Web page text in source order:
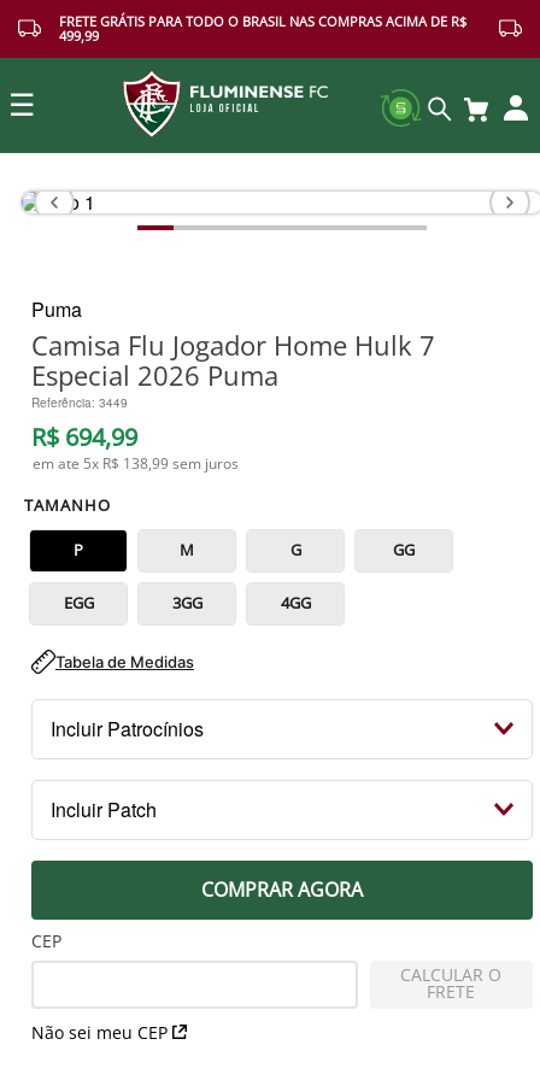
FRETE GRÁTIS PARA TODO O BRASIL NAS COMPRAS ACIMA DE R$
499,99
☰
Buscar
Puma
Camisa Flu Jogador Home Hulk 7
Especial 2026 Puma
Referência: 3449
R$ 694,99
em ate 5x R$ 138,99sem juros
TAMANHO
P M G GG
EGG 3GG 4GG
Tabela de Medidas
Incluir Patrocínios
Kit Patrocínios
R$ 119,99
Incluir Patch
Patch Campeão 2023 Libertadores
MANGA DIREITA
COMPRAR AGORA
CEP
Não sei meu CEP
CALCULAR O
FRETE